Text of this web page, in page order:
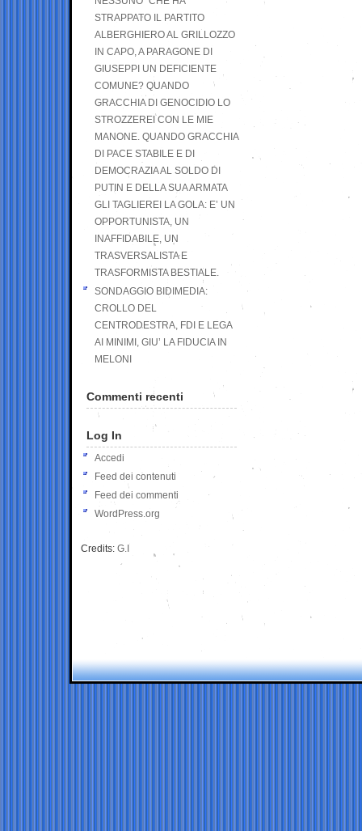
STRAPPATO IL PARTITO
ALBERGHIERO AL GRILLOZZO
IN CAPO, A PARAGONE DI
GIUSEPPI UN DEFICIENTE
COMUNE? QUANDO
GRACCHIA DI GENOCIDIO LO
STROZZEREI CON LE MIE
MANONE. QUANDO GRACCHIA
DI PACE STABILE E DI
DEMOCRAZIA AL SOLDO DI
PUTIN E DELLA SUA ARMATA
GLI TAGLIEREI LA GOLA: E’ UN
OPPORTUNISTA, UN
INAFFIDABILE, UN
TRASVERSALISTA E
TRASFORMISTA BESTIALE.
SONDAGGIO BIDIMEDIA:
CROLLO DEL
CENTRODESTRA, FDI E LEGA
AI MINIMI, GIU’ LA FIDUCIA IN
MELONI
Commenti recenti
Log In
Accedi
Feed dei contenuti
Feed dei commenti
WordPress.org
Credits: G.I